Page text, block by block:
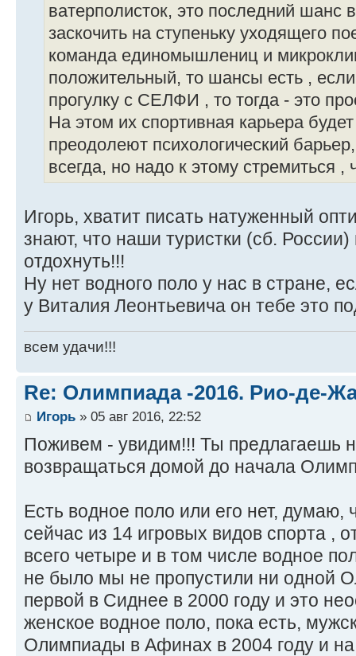
ватерполисток, это последний шанс
заскочить на ступеньку уходящего
команда единомышлениц и
положительный, то шансы есть ,
прогулку с СЕЛФИ , то тогда - это
На этом их спортивная карьера
преодолеют психологический
всегда, но надо к этому стремиться
Игорь, хватит писать натуженный
знают, что наши туристки (сб.
отдохнуть!!!
Ну нет водного поло у нас в стране,
у Виталия Леонтьевича он тебе это
всем удачи!!!
Re: Олимпиада -2016. Рио-де-
Игорь » 05 авг 2016, 22:52
Поживем - увидим!!! Ты предлагаешь
возвращаться домой до начала
Есть водное поло или его нет,
сейчас из 14 игровых видов спорта ,
всего четыре и в том числе водное
не было мы не пропустили ни одной
первой в Сиднее в 2000 году и это
женское водное поло, пока есть,
Олимпиады в Афинах в 2004 году и на